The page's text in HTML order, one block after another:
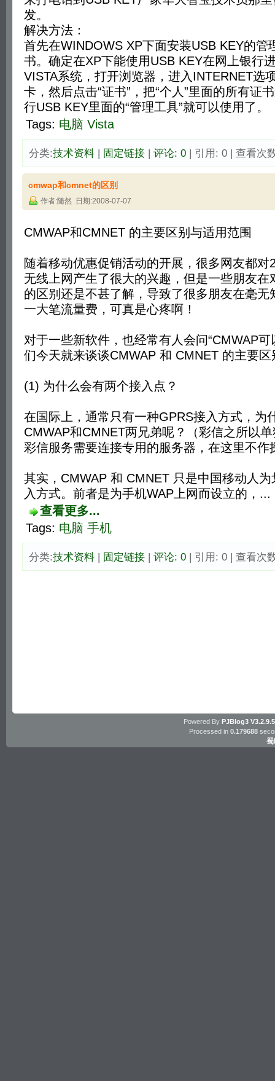
发。
解决方法：
首先在WINDOWS XP下面安装USB KEY的管
书。确定在XP下能使用USB KEY在网上银行
VISTA系统，打开浏览器，进入INTERNET选
卡，然后点击“证书”，把“个人”里面的所有证
行USB KEY里面的“管理工具”就可以使用了。
Tags: 电脑 Vista
分类:技术资料| 固定链接| 评论: 0| 引用: 0 | 查看次
cmwap和cmnet的区别
作者:随然 日期:2008-07-07
CMWAP和CMNET 的主要区别与适用范围
随着移动优惠促销活动的开展，很多网友都对
无线上网产生了很大的兴趣，但是一些朋友在
的区别还是不甚了解，导致了很多朋友在毫无
一大笔流量费，可真是心疼啊！
对于一些新软件，也经常有人会问“CMWAP可
们今天就来谈谈CMWAP 和 CMNET 的主要
(1) 为什么会有两个接入点？
在国际上，通常只有一种GPRS接入方式，为
CMWAP和CMNET两兄弟呢？（彩信之所以
彩信服务需要连接专用的服务器，在这里不作
其实，CMWAP 和 CMNET 只是中国移动人
入方式。前者是为手机WAP上网而设立的，...
查看更多...
Tags: 电脑 手机
分类:技术资料| 固定链接| 评论: 0| 引用: 0 | 查看次
Powered By PJBlog3
Processed in 0.179688